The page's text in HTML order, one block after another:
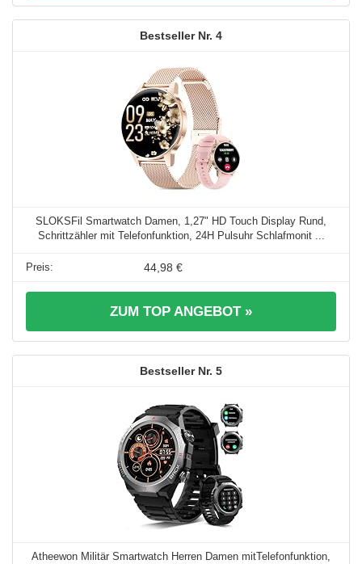
4
SLOKSFil Smartwatch Damen, 1,27" HD Touch Display Rund,
Schrittzähler mit Telefonfunktion, 24H Pulsuhr Schlafmonit ...
44,98 €
ZUM TOP ANGEBOT »
5
Atheewon Militär Smartwatch Herren Damen mitTelefonfunktion,